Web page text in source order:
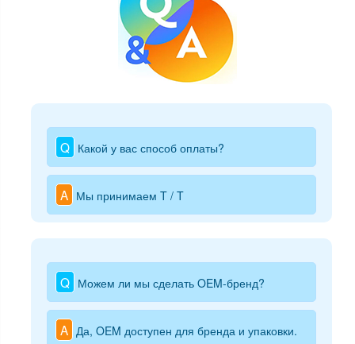
Q Какой у вас способ оплаты?
A Мы принимаем T / T
Q Можем ли мы сделать OEM-бренд?
A Да, OEM доступен для бренда и упаковки.